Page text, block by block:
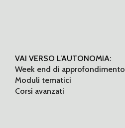
VAI VERSO L’AUTONOMIA:
Week end di approfondimento
Moduli tematici
Corsi avanzati